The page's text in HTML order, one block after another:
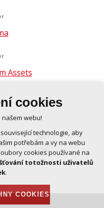
cookies
webu!
technologie, aby
potřebám a vy na webu
cookies používané na
totožnosti uživatelů
.
COOKIES